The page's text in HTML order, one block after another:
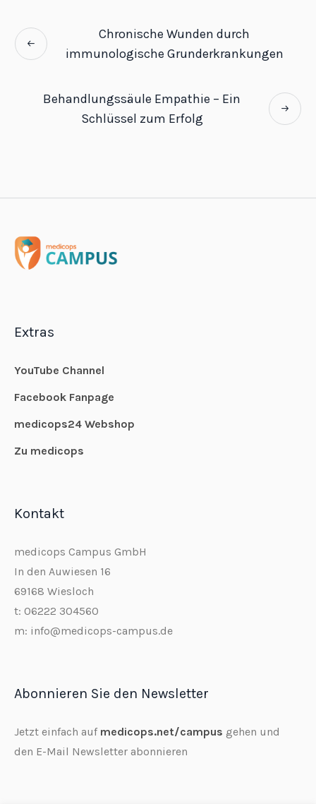
Chronische Wunden durch
immunologische Grunderkrankungen
Behandlungssäule Empathie – Ein
Schlüssel zum Erfolg
Extras
YouTube Channel
Facebook Fanpage
medicops24 Webshop
Zu medicops
Kontakt
medicops Campus GmbH
In den Auwiesen 16
69168 Wiesloch
t: 06222 304560
m: info@medicops-campus.de
Abonnieren Sie den Newsletter
Jetzt einfach auf medicops.net/campus gehen und
den E-Mail Newsletter abonnieren